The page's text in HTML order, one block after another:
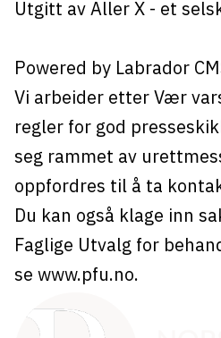
Utgitt av Aller X- et
Powered by Labrador
Vi arbeider etter Vær
regler for god
seg rammet av
oppfordres til å ta
Du kan også klage inn
Faglige Utvalg for
se www.pfu.no.